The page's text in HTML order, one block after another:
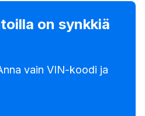
on synkkiä
vain VIN-koodi ja